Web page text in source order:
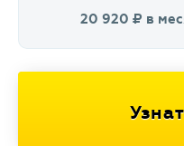
20 920 в